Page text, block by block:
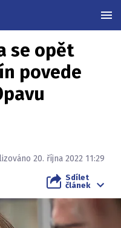
se opět
povede
20. října 2022 11:29
Sdílet
článek